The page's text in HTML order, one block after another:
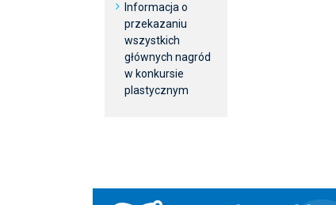
Informacja o
przekazaniu
wszystkich
głównych nagród
w konkursie
plastycznym